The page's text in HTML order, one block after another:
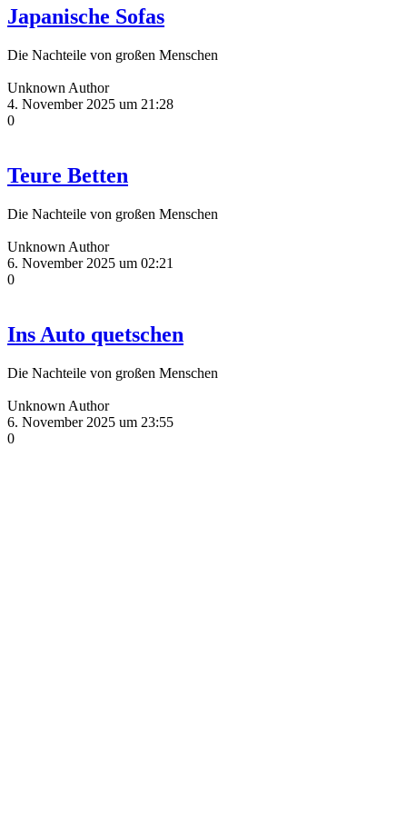
Japanische Sofas
Die Nachteile von großen Menschen
Unknown Author
4. November 2025 um 21:28
0
Teure Betten
Die Nachteile von großen Menschen
Unknown Author
6. November 2025 um 02:21
0
Ins Auto quetschen
Die Nachteile von großen Menschen
Unknown Author
6. November 2025 um 23:55
0